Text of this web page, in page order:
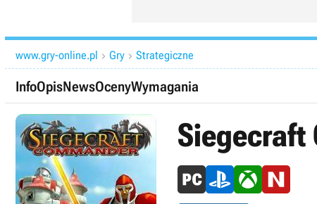
www.gry-online.pl  Gry  Strategiczne
InfoOpisNewsOcenyWymagania
Siegecraft